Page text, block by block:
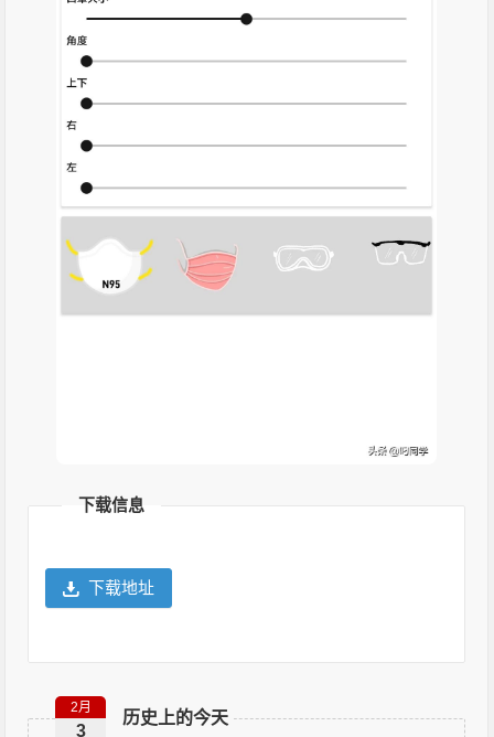
下载信息
下载地址
历史上的今天
2月
3